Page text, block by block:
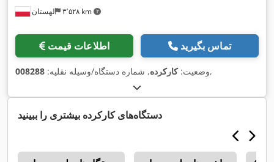
لهستان ۳٬۵۲۸ km
اطلاعات قیمت تماس بگیرید
وضعیت:کارکرده, شماره دستگاه/وسیله نقلیه: 008288 ,
دستگاه‌های کارکرده بیشتری را ببینید